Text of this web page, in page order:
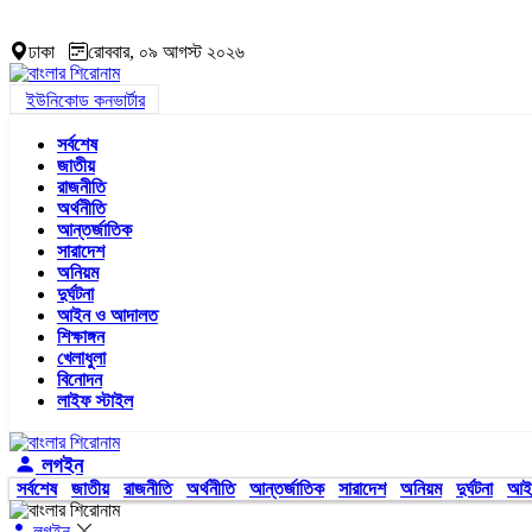
ঢাকা রোববার, ০৯ আগস্ট ২০২৬
ইউনিকোড কনভার্টার
সর্বশেষ
জাতীয়
রাজনীতি
অর্থনীতি
আন্তর্জাতিক
সারাদেশ
অনিয়ম
দুর্ঘটনা
আইন ও আদালত
শিক্ষাঙ্গন
খেলাধুলা
বিনোদন
লাইফ স্টাইল
লগইন
সর্বশেষ জাতীয় রাজনীতি অর্থনীতি আন্তর্জাতিক সারাদেশ অনিয়ম দুর্ঘটনা